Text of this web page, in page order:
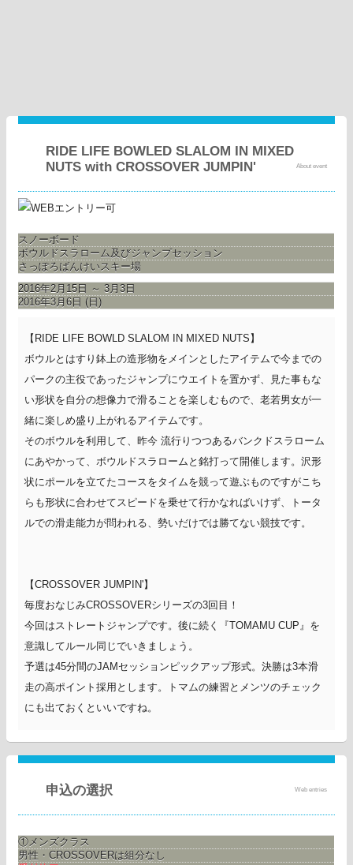
RIDE LIFE BOWLED SLALOM IN MIXED
NUTS with CROSSOVER JUMPIN'
About event
スノーボード
ボウルドスラローム及びジャンプセッション
さっぽろばんけいスキー場
2016年2月15日 ～ 3月3日
2016年3月6日 (日)
【RIDE LIFE BOWLD SLALOM IN MIXED NUTS】
ボウルとはすり鉢上の造形物をメインとしたアイテムで今までの
パークの主役であったジャンプにウエイトを置かず、見た事もな
い形状を自分の想像力で滑ることを楽しむもので、老若男女が一
緒に楽しめ盛り上がれるアイテムです。
そのボウルを利用して、昨今 流行りつつあるバンクドスラローム
にあやかって、ボウルドスラロームと銘打って開催します。沢形
状にポールを立てたコースをタイムを競って遊ぶものですがこち
らも形状に合わせてスピードを乗せて行かなればいけず、トータ
ルでの滑走能力が問われる、勢いだけでは勝てない競技です。
【CROSSOVER JUMPIN'】
毎度おなじみCROSSOVERシリーズの3回目！
今回はストレートジャンプです。後に続く『TOMAMU CUP』を
意識してルール同じでいきましょう。
予選は45分間のJAMセッションピックアップ形式。決勝は3本滑
走の高ポイント採用とします。トマムの練習とメンツのチェック
にも出ておくといいですね。
申込の選択 Web entries
①メンズクラス
男性・CROSSOVERは組分なし